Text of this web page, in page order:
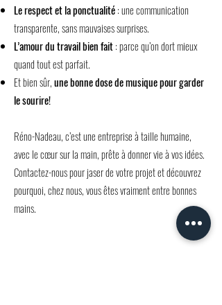
Le respect et la ponctualité: une communication
transparente, sans mauvaises surprises.
L’amour du travail bien fait: parce qu’on dort mieux
quand tout est parfait.
Et bien sûr,une bonne dose de musique pour garder
le sourire!
Réno-Nadeau, c’est une entreprise à taille humaine,
avec le cœur sur la main, prête à donner vie à vos idées.
Contactez-nous pour jaser de votre projet et découvrez
pourquoi, chez nous, vous êtes vraiment entre bonnes
mains.